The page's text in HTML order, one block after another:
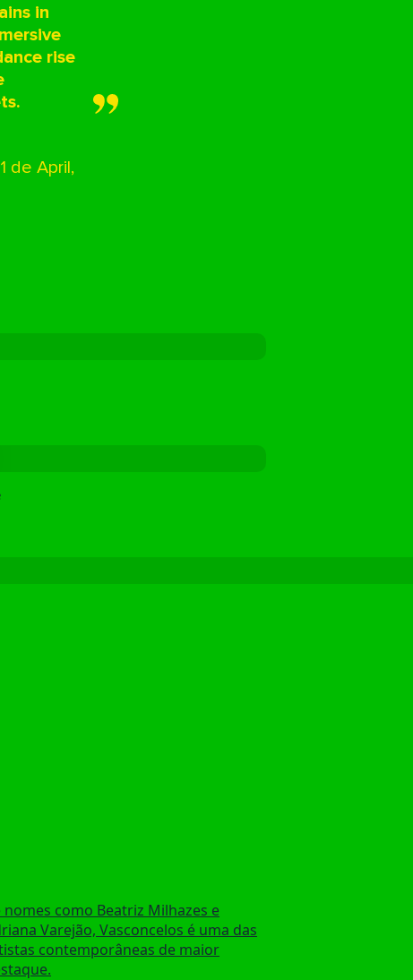
in
rise
de April,
nomes como Beatriz Milhazes e
Varejão, Vasconcelos é uma das
contemporâneas de maior